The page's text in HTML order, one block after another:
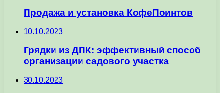
Продажа и установка КофеПоинтов
10.10.2023
Грядки из ДПК: эффективный способ
организации садового участка
30.10.2023